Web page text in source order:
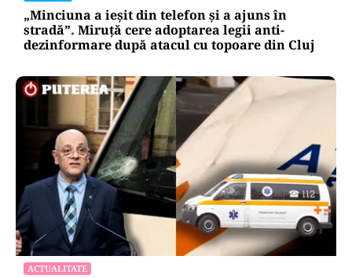
„Minciuna a ieșit din telefon și a ajuns în
stradă”. Miruță cere adoptarea legii anti-
dezinformare după atacul cu topoare din Cluj
ACTUALITATE